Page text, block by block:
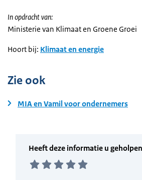
In opdracht van:
Ministerie van Klimaat en Groene Groei
Hoort bij: Klimaat en energie
Zie ook
MIA en Vamil voor ondernemers